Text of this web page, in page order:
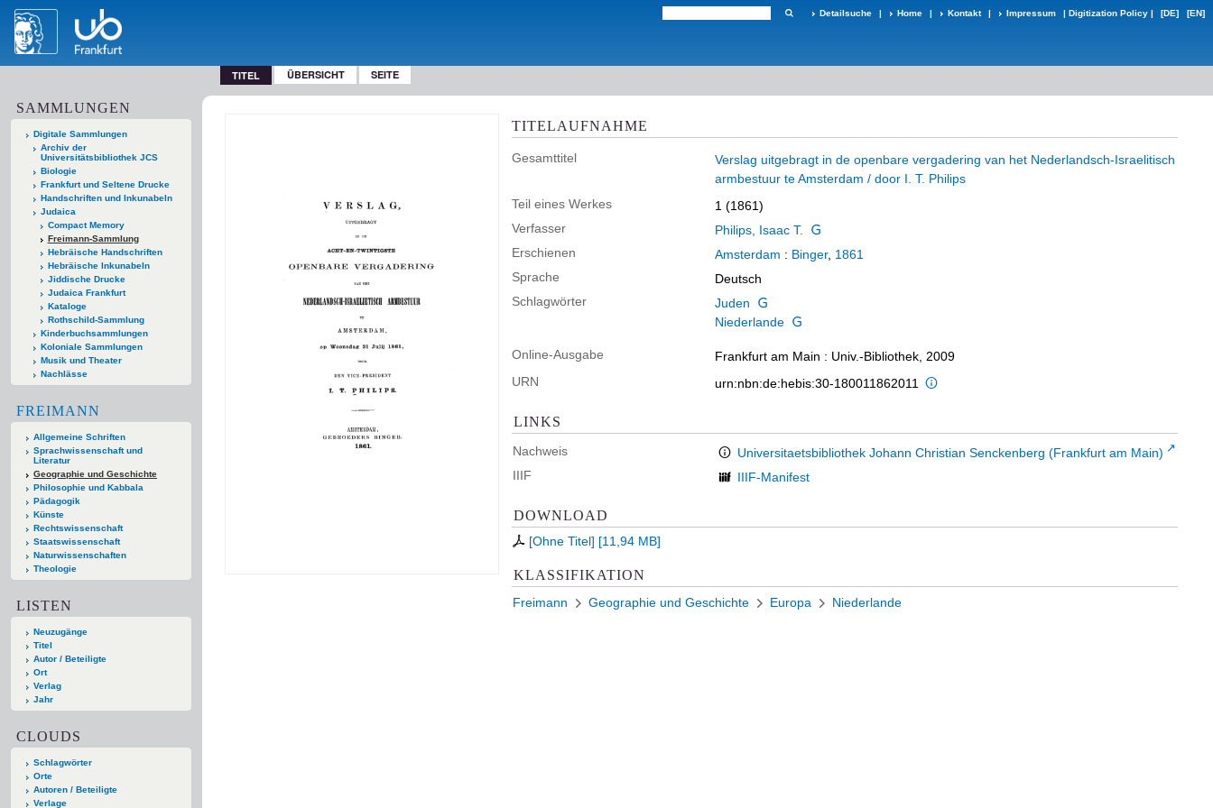
Detailsuche | Home | Kontakt | Impressum | Digitization Policy | [DE] [EN]
TITEL ÜBERSICHT SEITE
SAMMLUNGEN
Digitale Sammlungen
Archiv der
Universitätsbibliothek JCS
Biologie
Frankfurt und Seltene Drucke
Handschriften und Inkunabeln
Judaica
Compact Memory
Freimann-Sammlung
Hebräische Handschriften
Hebräische Inkunabeln
Jiddische Drucke
Judaica Frankfurt
Kataloge
Rothschild-Sammlung
Kinderbuchsammlungen
Koloniale Sammlungen
Musik und Theater
Nachlässe
FREIMANN
Allgemeine Schriften
Sprachwissenschaft und
Literatur
Geographie und Geschichte
Philosophie und Kabbala
Pädagogik
Künste
Rechtswissenschaft
Staatswissenschaft
Naturwissenschaften
Theologie
LISTEN
Neuzugänge
Titel
Autor / Beteiligte
Ort
Verlag
Jahr
CLOUDS
Schlagwörter
Orte
Autoren / Beteiligte
Verlage
TITELAUFNAHME
Gesamttitel
Verslag uitgebragt in de openbare vergadering van het Nederlandsch-Israelitisch
armbestuur te Amsterdam / door I. T. Philips
Teil eines Werkes
1 (1861)
Verfasser
Philips, Isaac T.
Erschienen
Amsterdam : Binger, 1861
Sprache
Deutsch
Schlagwörter
Juden
Niederlande
Online-Ausgabe
Frankfurt am Main : Univ.-Bibliothek, 2009
URN
urn:nbn:de:hebis:30-180011862011
LINKS
Nachweis
Universitaetsbibliothek Johann Christian Senckenberg (Frankfurt am Main)
IIIF
IIIF-Manifest
DOWNLOAD
[Ohne Titel] [11,94 MB]
KLASSIFIKATION
Freimann Geographie und Geschichte Europa Niederlande